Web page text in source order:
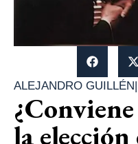
ALEJANDRO GUILLÉN|
la